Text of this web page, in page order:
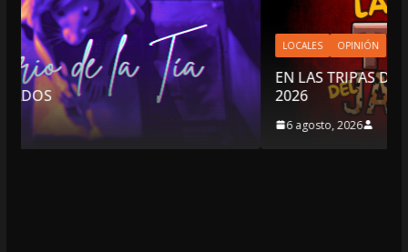
LOCALES OPINIÓN
EN LAS TRIPAS DEL JAGUAR: 06 DE AGOSTO DE
2026
6 agosto, 2026